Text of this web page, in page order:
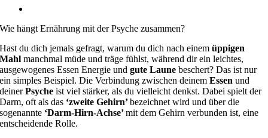
Bild
Wie hängt Ernährung mit der Psyche zusammen?
Hast du dich jemals gefragt, warum du dich nach einem üppigen
Mahlmanchmal müde und träge fühlst, während dir ein leichtes,
ausgewogenes Essen Energie undgute Launebeschert? Das ist nur
ein simples Beispiel. Die Verbindung zwischen deinemEssenund
deinerPsycheist viel stärker, als du vielleicht denkst. Dabei spielt der
Darm, oft als das ‘zweite Gehirn’bezeichnet wird und über die
sogenannte ‘Darm-Hirn-Achse’mit dem Gehirn verbunden ist, eine
entscheidende Rolle.